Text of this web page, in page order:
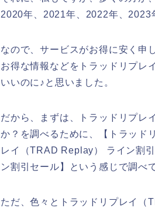
2020年、2021年、2022年、2023
なので、サービスがお得に安く申
お得な情報などをトラッドリプレ
いいのに♪と思いました。
だから、まずは、トラッドリプレ
か？を調べるために、【トラッド
レイ（TRAD Replay） ライン割
ン割引セール】という感じで調べ
ただ、色々とトラッドリプレイ（